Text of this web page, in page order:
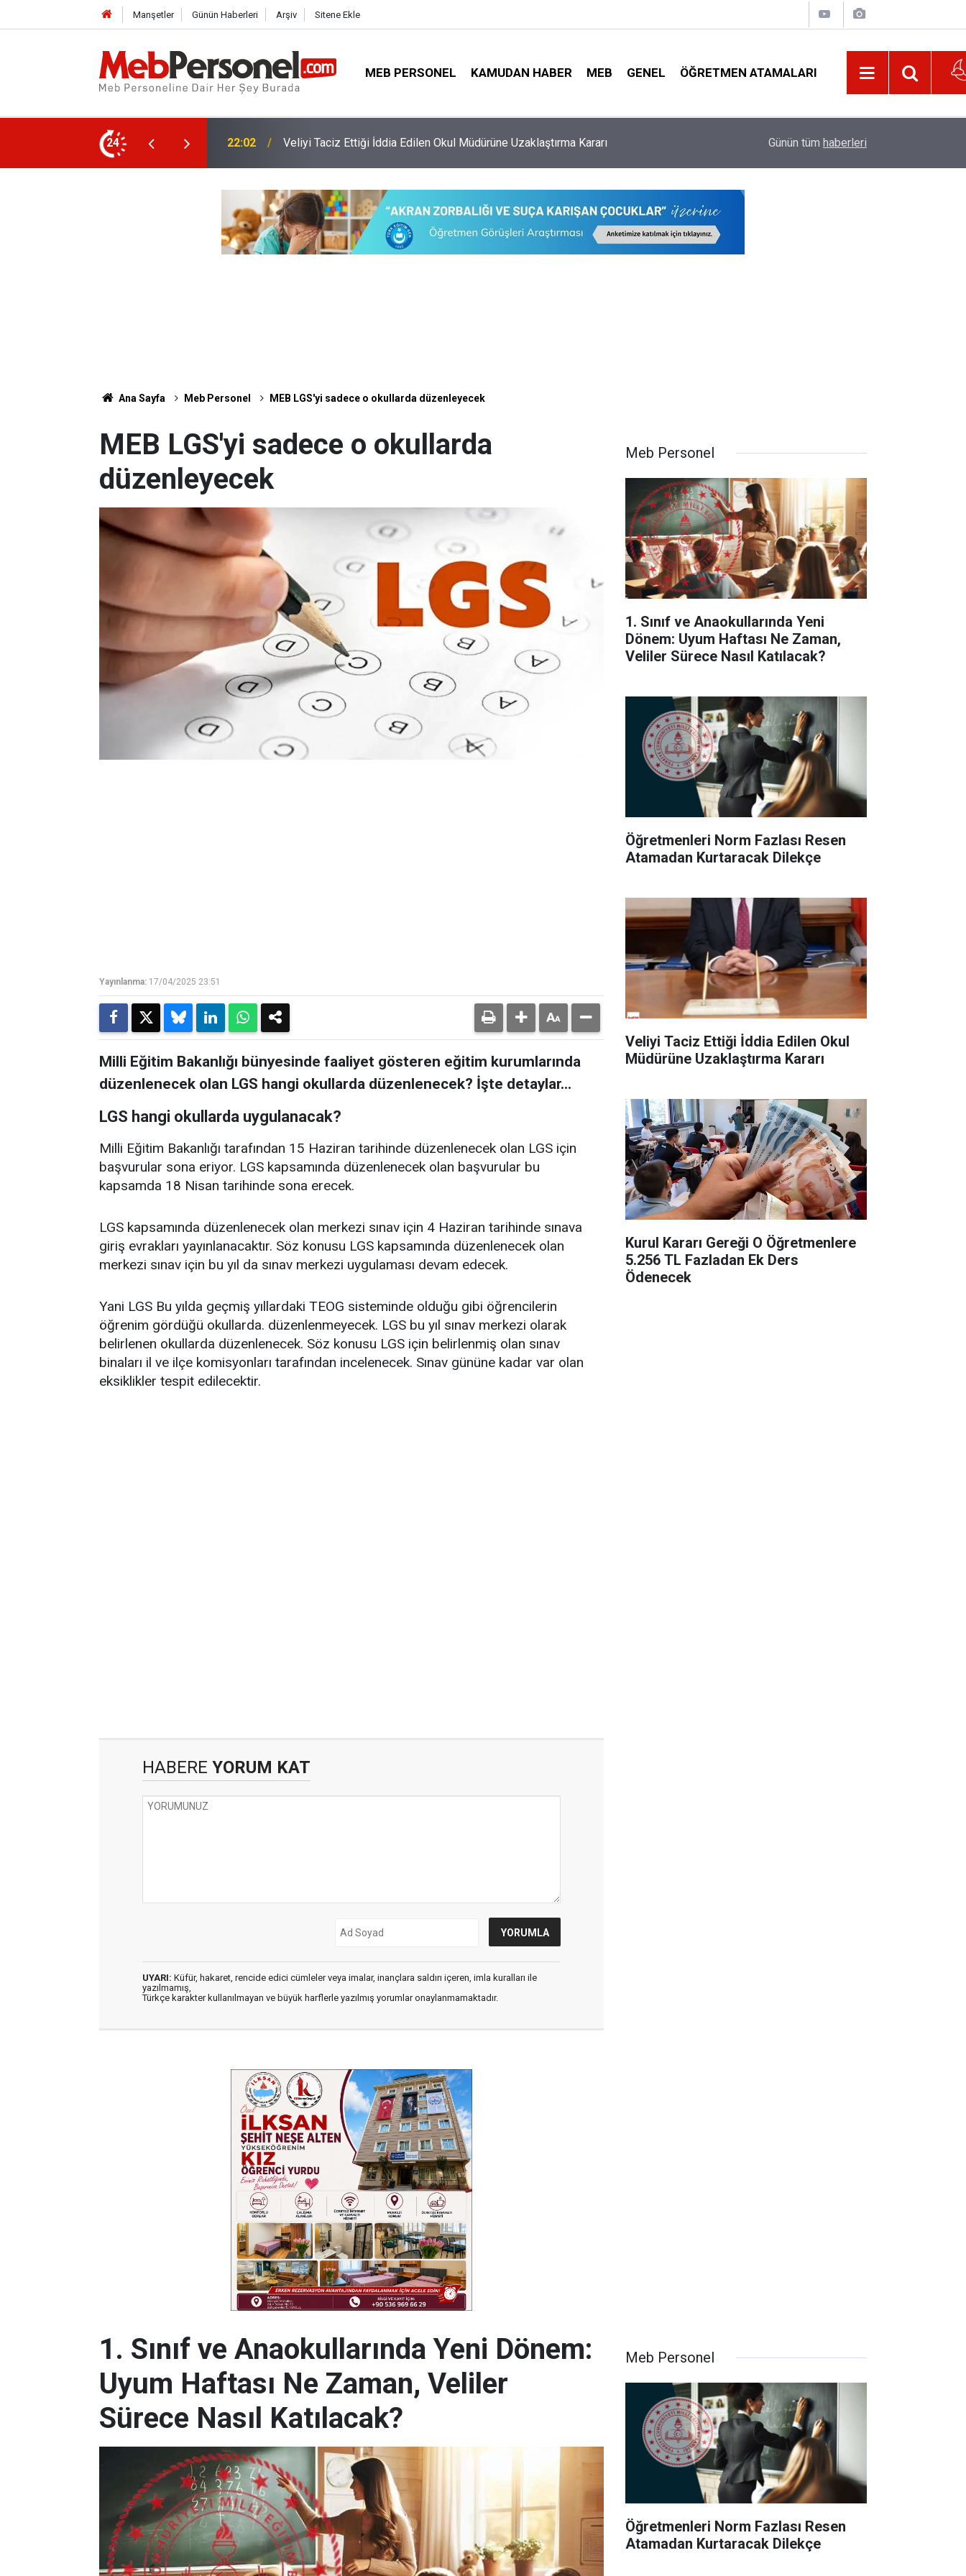
Manşetler Günün Haberleri Arşiv Sitene Ekle
MEB PERSONEL KAMUDAN HABER MEB GENEL ÖĞRETMEN ATAMALARI
24
Müdürüne Uzaklaştırma Kararı 21:32 Kurul Kararı Gereği O Öğretmenlere 5.256 TL Fazladan Ek Ders Ödenecek Okul Müdürlerinin Dikkat Etmesi Gereken
Günün tüm haberleri
Ana Sayfa Meb Personel MEB LGS'yi sadece o okullarda düzenleyecek
MEB LGS'yi sadece o okullarda
düzenleyecek
Yayınlanma: 17/04/2025 23:51
Milli Eğitim Bakanlığı bünyesinde faaliyet gösteren eğitim kurumlarında
düzenlenecek olan LGS hangi okullarda düzenlenecek? İşte detaylar...
LGS hangi okullarda uygulanacak?
Milli Eğitim Bakanlığı tarafından 15 Haziran tarihinde düzenlenecek olan LGS için
başvurular sona eriyor. LGS kapsamında düzenlenecek olan başvurular bu
kapsamda 18 Nisan tarihinde sona erecek.
LGS kapsamında düzenlenecek olan merkezi sınav için 4 Haziran tarihinde sınava
giriş evrakları yayınlanacaktır. Söz konusu LGS kapsamında düzenlenecek olan
merkezi sınav için bu yıl da sınav merkezi uygulaması devam edecek.
Yani LGS Bu yılda geçmiş yıllardaki TEOG sisteminde olduğu gibi öğrencilerin
öğrenim gördüğü okullarda. düzenlenmeyecek. LGS bu yıl sınav merkezi olarak
belirlenen okullarda düzenlenecek. Söz konusu LGS için belirlenmiş olan sınav
binaları il ve ilçe komisyonları tarafından incelenecek. Sınav gününe kadar var olan
eksiklikler tespit edilecektir.
HABERE YORUM KAT
UYARI: Küfür, hakaret, rencide edici cümleler veya imalar, inançlara saldırı içeren, imla kuralları ile
yazılmamış,
Türkçe karakter kullanılmayan ve büyük harflerle yazılmış yorumlar onaylanmamaktadır.
Meb Personel
1. Sınıf ve Anaokullarında Yeni
Dönem: Uyum Haftası Ne Zaman,
Veliler Sürece Nasıl Katılacak?
Öğretmenleri Norm Fazlası Resen
Atamadan Kurtaracak Dilekçe
Veliyi Taciz Ettiği İddia Edilen Okul
Müdürüne Uzaklaştırma Kararı
Kurul Kararı Gereği O Öğretmenlere
5.256 TL Fazladan Ek Ders
Ödenecek
1. Sınıf ve Anaokullarında Yeni Dönem:
Uyum Haftası Ne Zaman, Veliler
Sürece Nasıl Katılacak?
Meb Personel
Öğretmenleri Norm Fazlası Resen
Atamadan Kurtaracak Dilekçe